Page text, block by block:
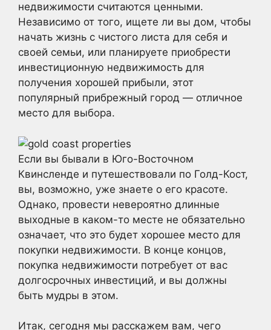
недвижимости считаются ценными.
Независимо от того, ищете ли вы дом, чтобы
начать жизнь с чистого листа для себя и
своей семьи, или планируете приобрести
инвестиционную недвижимость для
получения хорошей прибыли, этот
популярный прибрежный город — отличное
место для выбора.
Если вы бывали в Юго-Восточном
Квинсленде и путешествовали по Голд-Кост,
вы, возможно, уже знаете о его красоте.
Однако, провести невероятно длинные
выходные в каком-то месте не обязательно
означает, что это будет хорошее место для
покупки недвижимости. В конце концов,
покупка недвижимости потребует от вас
долгосрочных инвестиций, и вы должны
быть мудры в этом.
Итак, сегодня мы расскажем вам, чего